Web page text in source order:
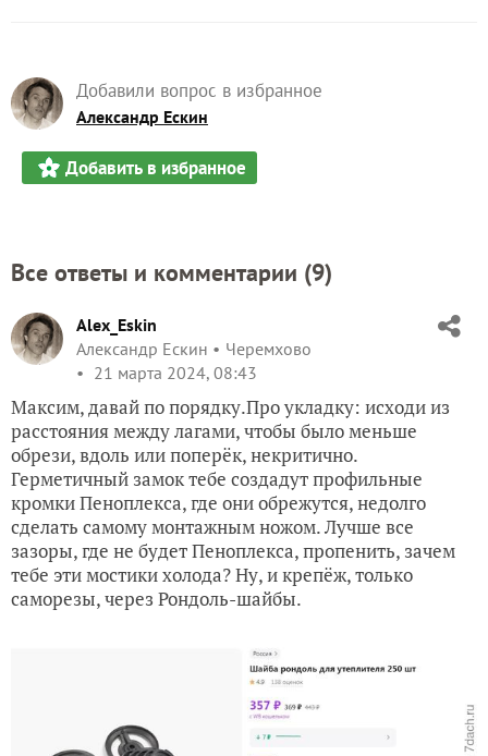
Добавили вопрос в избранное
Александр Ескин
Добавить в избранное
Все ответы и комментарии (9)
Alex_Eskin
Александр Ескин
Черемхово
21 марта 2024, 08:43
Максим, давай по порядку.Про укладку: исходи из
расстояния между лагами, чтобы было меньше
обрези, вдоль или поперёк, некритично.
Герметичный замок тебе создадут профильные
кромки Пеноплекса, где они обрежутся, недолго
сделать самому монтажным ножом. Лучше все
зазоры, где не будет Пеноплекса, пропенить, зачем
тебе эти мостики холода? Ну, и крепёж, только
саморезы, через Рондоль-шайбы.